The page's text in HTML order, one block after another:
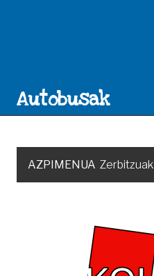
Autobusak
AZPIMENUA Zerbitzuak